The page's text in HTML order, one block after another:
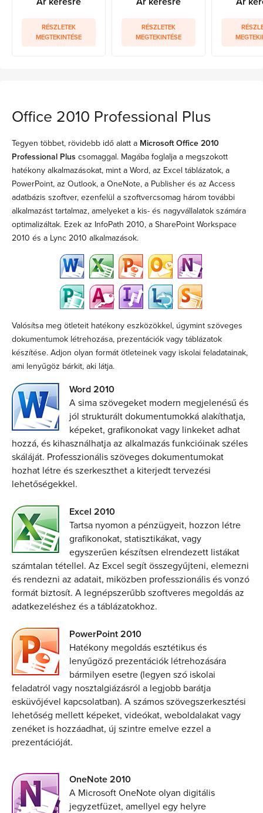
RÉSZLETEK
MEGTEKINTÉSE
RÉSZLETEK
MEGTEKINTÉSE
Office 2010 Professional Plus
Tegyen többet, rövidebb idő alatt a Microsoft Office 2010
Professional Plus csomaggal. Magába foglalja a megszokott
hatékony alkalmazásokat, mint a Word, az Excel táblázatok, a
PowerPoint, az Outlook, a OneNote, a Publisher és az Access
adatbázis szoftver, ezenfelül a szoftvercsomag három további
alkalmazást tartalmaz, amelyeket a kis- és nagyvállalatok számára
optimalizáltak. Ezek az InfoPath 2010, a SharePoint Workspace
2010 és a Lync 2010 alkalmazások.
Valósítsa meg ötleteit hatékony eszközökkel, úgymint szöveges
dokumentumok létrehozása, prezentációk vagy táblázatok
készítése. Adjon olyan formát ötleteinek vagy iskolai feladatainak,
ami lenyűgöz bárkit, aki látja.
Word 2010
A sima szövegeket modern megjelenésű és
jól strukturált dokumentumokká alakíthatja,
képeket, grafikonokat vagy linkeket adhat
hozzá, és kihasználhatja az alkalmazás funkcióinak széles
skáláját. Professzionális szöveges dokumentumokat
hozhat létre és szerkeszthet a kiterjedt tervezési
lehetőségekkel.
Excel 2010
Tartsa nyomon a pénzügyeit, hozzon létre
grafikonokat, statisztikákat, vagy
egyszerűen készítsen elrendezett listákat
számtalan tétellel. Az Excel segít összegyűjteni, elemezni
és rendezni az adatait, miközben professzionális és vonzó
formát biztosít. A legnépszerűbb szoftveres megoldás az
adatkezeléshez és a táblázatokhoz.
PowerPoint 2010
Hatékony megoldás esztétikus és
lenyűgöző prezentációk létrehozására
bármilyen esetre (legyen szó iskolai
feladatról vagy nosztalgiázásról a legjobb barátja
esküvőjével kapcsolatban). A számos szövegszerkesztési
lehetőség mellett képeket, videókat, weboldalakat vagy
zenéket is hozzáadhat, új szintre emelve ezzel a
prezentációját.
OneNote 2010
A Microsoft OneNote olyan digitális
jegyzetfüzet, amellyel egy helyre